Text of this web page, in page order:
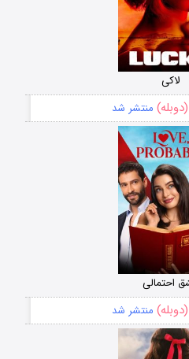
لاکی
منتشر شد
احتمالی
منتشر شد